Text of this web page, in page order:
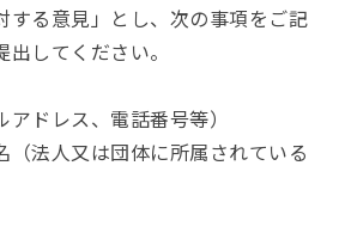
する意見」とし、次の事項をご記
してください。
ドレス、電話番号等）
法人又は団体に所属されている